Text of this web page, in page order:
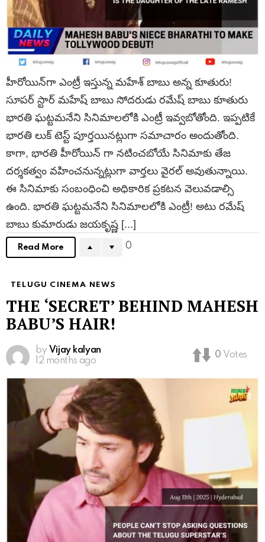
హీరోయిన్‎గా ఎంట్రీ ఇస్తున్న మహేశ్ బాబు అన్న కూతురు!
సూపర్ స్టార్ మహేష్ బాబు సోదరుడు రమేష్ బాబు కూతురు
భారతి ఘట్టమనేని సినిమాలలోకి ఎంట్రీ ఇవ్వబోతోంది. ఇప్పటికే
భారతి లుక్ టెస్ట్ పూర్తయినట్లుగా సమాచారం అందుతోంది.
కాగా, భారతి హీరోయిన్ గా నటించబోయే సినిమాకు తేజ
దర్శకత్వం వహించనున్నట్లుగా వార్తలు వైరల్ అవుతున్నాయి.
ఈ సినిమాకు సంబంధించి అధికారిక ప్రకటన వెలువడాల్సి
ఉంది. భారతి ఘట్టమనేని సినిమాలలోకి ఎంట్రీ! అటు రమేష్
బాబు కుమారుడు జయకృష్ణ [...]
Read More 0
TELUGU CINEMA NEWS
THE ‘SECRET’ BEHIND MAHESH
BABU’S HAIR!
by Vijay kalyan
12 months ago
0 Votes